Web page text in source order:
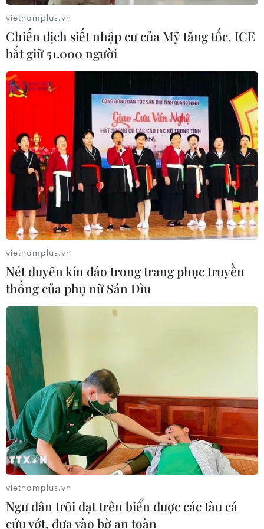
hàng hải mới qua eo biển Hormuz
04/08/2026 22:42
Cố vấn quân sự Iran tiết lộ
sốc, tuyên bố hàng trăm binh sĩ Mỹ
đã thiệt mạng
Liban và Israel nối lại đàm phán trực
tiếp về giải giáp Hezbollah
04/08/2026 14:56
Israel và Hội đồng Hòa bình thảo
luận giải giáp vũ khí tại Gaza
04/08/2026 05:06
Iran đề xuất thành lập liên minh an
ninh giữa các nước Hồi giáo trong
khu vực
04/08/2026 03:21
Iran ra điều kiện gì với Mỹ
trước khi mở lại Eo biển Hormuz?
03/08/2026 16:12
Iran tuyên bố chưa đạt đủ điều kiện
để mở lại eo biển Hormuz
vietnamplus.vn
Chiến dịch siết nhập cư của Mỹ tăng tốc, ICE
bắt giữ 51.000 người
vietnamplus.vn
Nét duyên kín đáo trong trang phục truyền
thống của phụ nữ Sán Dìu
vietnamplus.vn
Ngư dân trôi dạt trên biển được các tàu cá
cứu vớt, đưa vào bờ an toàn